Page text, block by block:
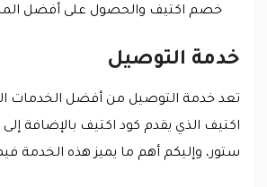
خصم اكتيف والحصول على أفضل
خدمة التوصيل
تعد خدمة التوصيل من أفضل الخدمات
اكتيف الذي يقدم كود اكتيف بالإضافة
ستور، وإليكم أهم ما يميز هذه الخدمة